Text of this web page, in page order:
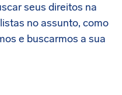
seus direitos na
no assunto, como
e buscarmos a sua